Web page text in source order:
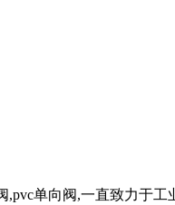
,pvc单向阀,一直致力于